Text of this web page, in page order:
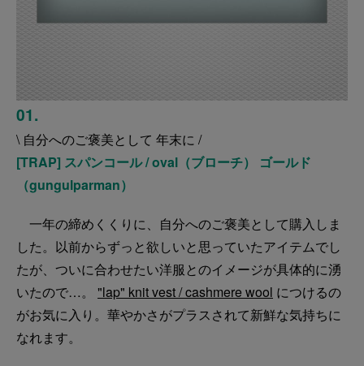
01.
\ 自分へのご褒美として 年末に /
[TRAP] スパンコール / oval（ブローチ） ゴールド
（gungulparman）
一年の締めくくりに、自分へのご褒美として購入しま
した。以前からずっと欲しいと思っていたアイテムでし
たが、ついに合わせたい洋服とのイメージが具体的に湧
いたので…。 "lap" knit vest / cashmere wool につけるの
がお気に入り。華やかさがプラスされて新鮮な気持ちに
なれます。